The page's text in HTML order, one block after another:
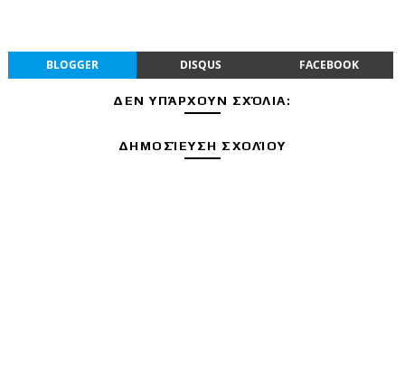
BLOGGER DISQUS FACEBOOK
ΔΕΝ ΥΠΆΡΧΟΥΝ ΣΧΌΛΙΑ:
ΔΗΜΟΣΊΕΥΣΗ ΣΧΟΛΊΟΥ